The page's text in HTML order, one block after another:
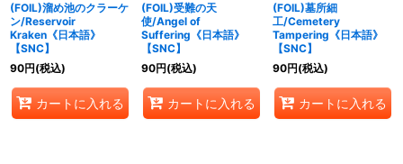
(FOIL)溜め池のクラーケ
ン/Reservoir
Kraken《日本語》
【SNC】
90円(税込)
カートに入れる
(FOIL)受難の天
使/Angel of
Suffering《日本語》
【SNC】
90円(税込)
カートに入れる
(FOIL)墓所細
工/Cemetery
Tampering《日本語》
【SNC】
90円(税込)
カートに入れる